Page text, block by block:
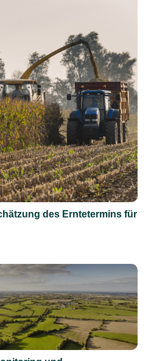
des Erntetermins für